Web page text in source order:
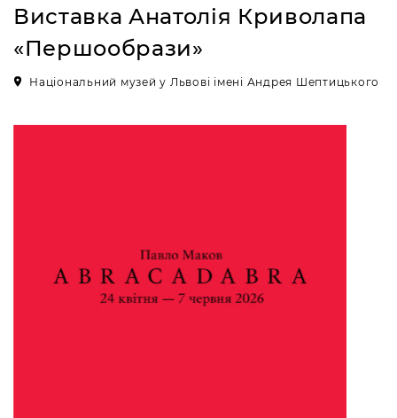
Виставка Анатолія Криволапа
«Першообрази»
Національний музей у Львові імені Андрея Шептицького